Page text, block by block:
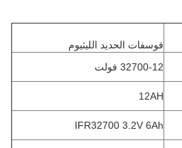
فوسفات الحديد الليثيوم
32700-12 فولت
12AH
IFR32700 3.2V 6Ah